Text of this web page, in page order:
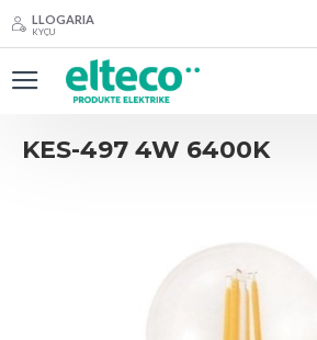
LLOGARIA
KYÇU
KES-497 4W 6400K